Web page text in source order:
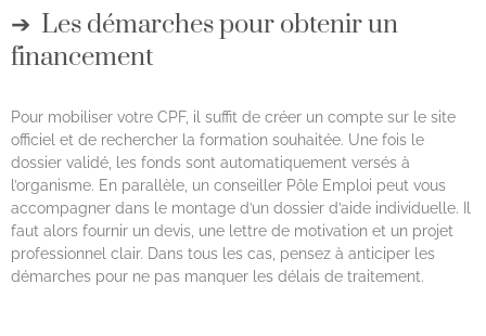
Les démarches pour obtenir un
financement
Pour mobiliser votre CPF, il suffit de créer un compte sur le site
officiel et de rechercher la formation souhaitée. Une fois le
dossier validé, les fonds sont automatiquement versés à
l’organisme. En parallèle, un conseiller Pôle Emploi peut vous
accompagner dans le montage d’un dossier d’aide individuelle. Il
faut alors fournir un devis, une lettre de motivation et un projet
professionnel clair. Dans tous les cas, pensez à anticiper les
démarches pour ne pas manquer les délais de traitement.